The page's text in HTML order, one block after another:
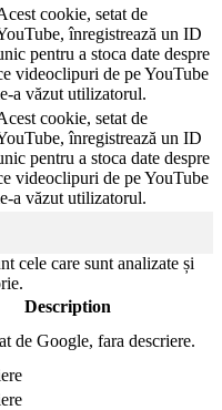
cookie, setat de
înregistrează un ID
pentru a stoca date despre
videoclipuri de pe YouTube
a văzut utilizatorul.
cookie, setat de
înregistrează un ID
pentru a stoca date despre
videoclipuri de pe YouTube
a văzut utilizatorul.
cele care sunt analizate și
Description
de Google, fara descriere.